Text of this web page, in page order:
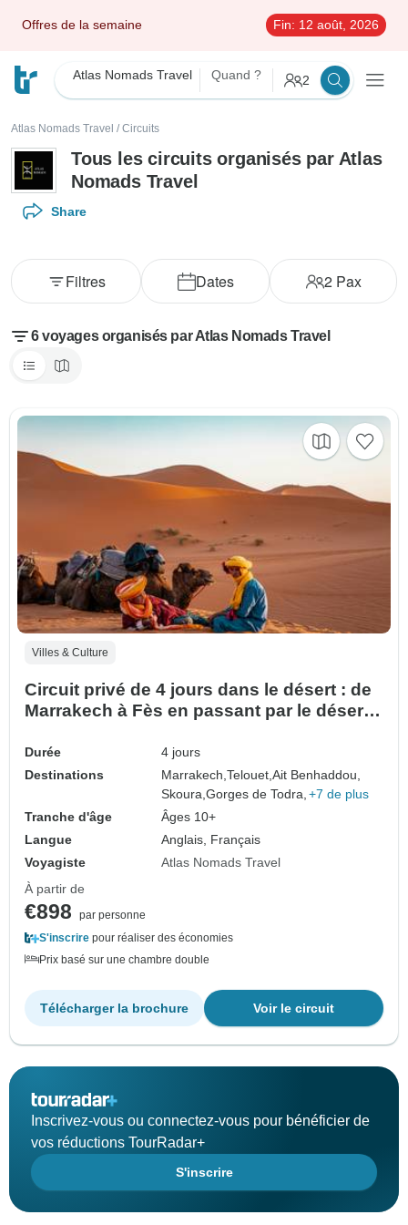
Offres de la semaine Fin: 12 août, 2026
Atlas Nomads Travel Quand ? 2
Atlas Nomads Travel / Circuits
Tous les circuits organisés par Atlas
Nomads Travel
Share
Dates 2Pax
Filtres
6 voyages organisés par Atlas Nomads Travel
Villes & Culture
Circuit privé de 4 jours dans le désert : de
Marrakech à Fès en passant par le désert
Durée
4 jours
Destinations
Marrakech,Telouet,Ait Benhaddou,
Skoura,Gorges de Todra, +7 de plus
Tranche d'âge
Âges 10+
Langue
Anglais, Français
Voyagiste
Atlas Nomads Travel
À partir de
€898
par personne
S'inscrire pour réaliser des économies
Prix basé sur une chambre double
Voir le circuit
Télécharger la brochure
Inscrivez-vous ou connectez-vous pour bénéficier de
vos réductions TourRadar+
S'inscrire